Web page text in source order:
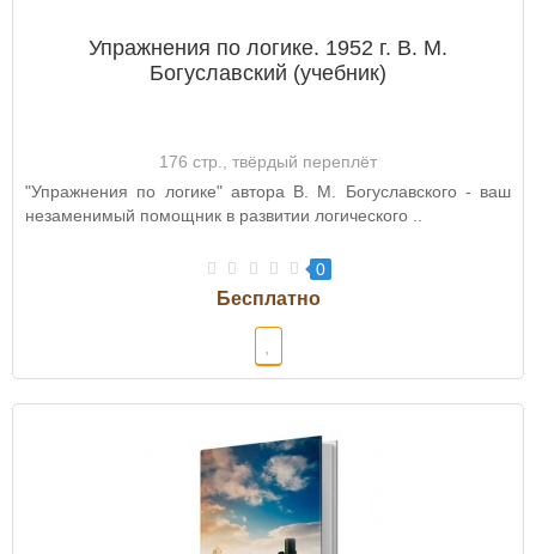
Упражнения по логике. 1952 г. В. М.
Богуславский (учебник)
176 стр., твёрдый переплёт
"Упражнения по логике" автора В. М. Богуславского - ваш
незаменимый помощник в развитии логического ..
0